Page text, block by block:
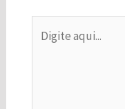
aqui...